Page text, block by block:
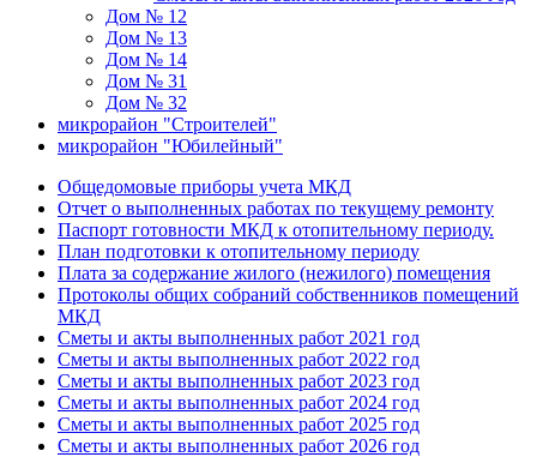
Дом № 12
Дом № 13
Дом № 14
Дом № 31
Дом № 32
микрорайон "Строителей"
микрорайон "Юбилейный"
Общедомовые приборы учета МКД
Отчет о выполненных работах по текущему ремонту
Паспорт готовности МКД к отопительному периоду.
План подготовки к отопительному периоду
Плата за содержание жилого (нежилого) помещения
Протоколы общих собраний собственников помещений
МКД
Сметы и акты выполненных работ 2021 год
Сметы и акты выполненных работ 2022 год
Сметы и акты выполненных работ 2023 год
Сметы и акты выполненных работ 2024 год
Сметы и акты выполненных работ 2025 год
Сметы и акты выполненных работ 2026 год